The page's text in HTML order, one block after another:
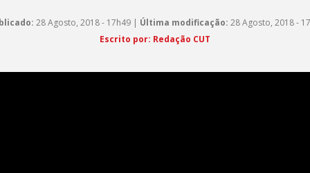
28 Agosto, 2018 - 17h49 | Última modificação: 28 Agosto, 2018 -
Escrito por: Redação CUT